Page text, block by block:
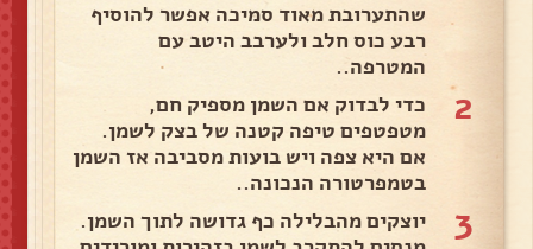
שהתערובת מאוד סמיכה אפשר להוסיף
רבע כוס חלב ולערבב היטב עם
המטרפה..
2
כדי לבדוק אם השמן מספיק חם,
מטפטפים טיפה קטנה של בצק לשמן.
אם היא צפה ויש בועות מסביבה אז השמן
בטמפרטורה הנכונה..
3
יוצקים מהבלילה כף גדושה לתוך השמן.